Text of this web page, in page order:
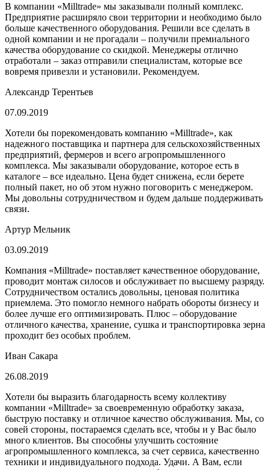
В компании «Milltrade» мы заказывали полный комплекс.
Предприятие расширяло свои территории и необходимо было
больше качественного оборудования. Решили все сделать в
одной компании и не прогадали – получили премиального
качества оборудование со скидкой. Менеджеры отлично
отработали – заказ отправили специалистам, которые все
вовремя привезли и установили. Рекомендуем.
Александр Терентьев
07.09.2019
Хотели бы порекомендовать компанию «Milltrade», как
надежного поставщика и партнера для сельскохозяйственных
предприятий, фермеров и всего агропромышленного
комплекса. Мы заказывали оборудование, которое есть в
каталоге – все идеально. Цена будет снижена, если берете
полный пакет, но об этом нужно поговорить с менеджером.
Мы довольны сотрудничеством и будем дальше поддерживать
связи.
Артур Мельник
03.09.2019
Компания «Milltrade» поставляет качественное оборудование,
проводит монтаж силосов и обслуживает по высшему разряду.
Сотрудничеством остались довольны, ценовая политика
приемлема. Это помогло немного набрать обороты бизнесу и
более лучше его оптимизировать. Плюс – оборудование
отличного качества, хранение, сушка и транспортировка зерна
проходит без особых проблем.
Иван Сакара
26.08.2019
Хотели бы выразить благодарность всему коллективу
компании «Milltrade» за своевременную обработку заказа,
быструю поставку и отличное качество обслуживания. Мы, со
совей стороны, постараемся сделать все, чтобы и у Вас было
много клиентов. Вы способны улучшить состояние
агропромышленного комплекса, за счет сервиса, качественно
техники и индивидуального подхода. Удачи. А Вам, если